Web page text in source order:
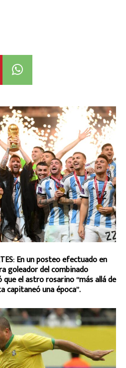
En un posteo efectuado en
goleador del combinado
que el astro rosarino “más allá de
capitaneó una época”.